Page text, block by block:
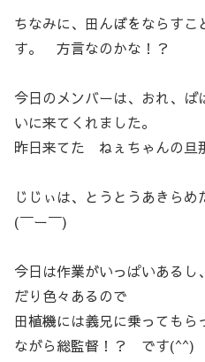
ちなみに、田んぼをならす
す。 方言なのかな！？
今日のメンバーは、おれ、
いに来てくれました。
昨日来てた ねぇちゃんの旦
じじぃは、とうとうあきら
(￣ー￣)
今日は作業がいっぱいある
だり色々あるので
田植機には義兄に乗っても
ながら総監督！？ です(^^)